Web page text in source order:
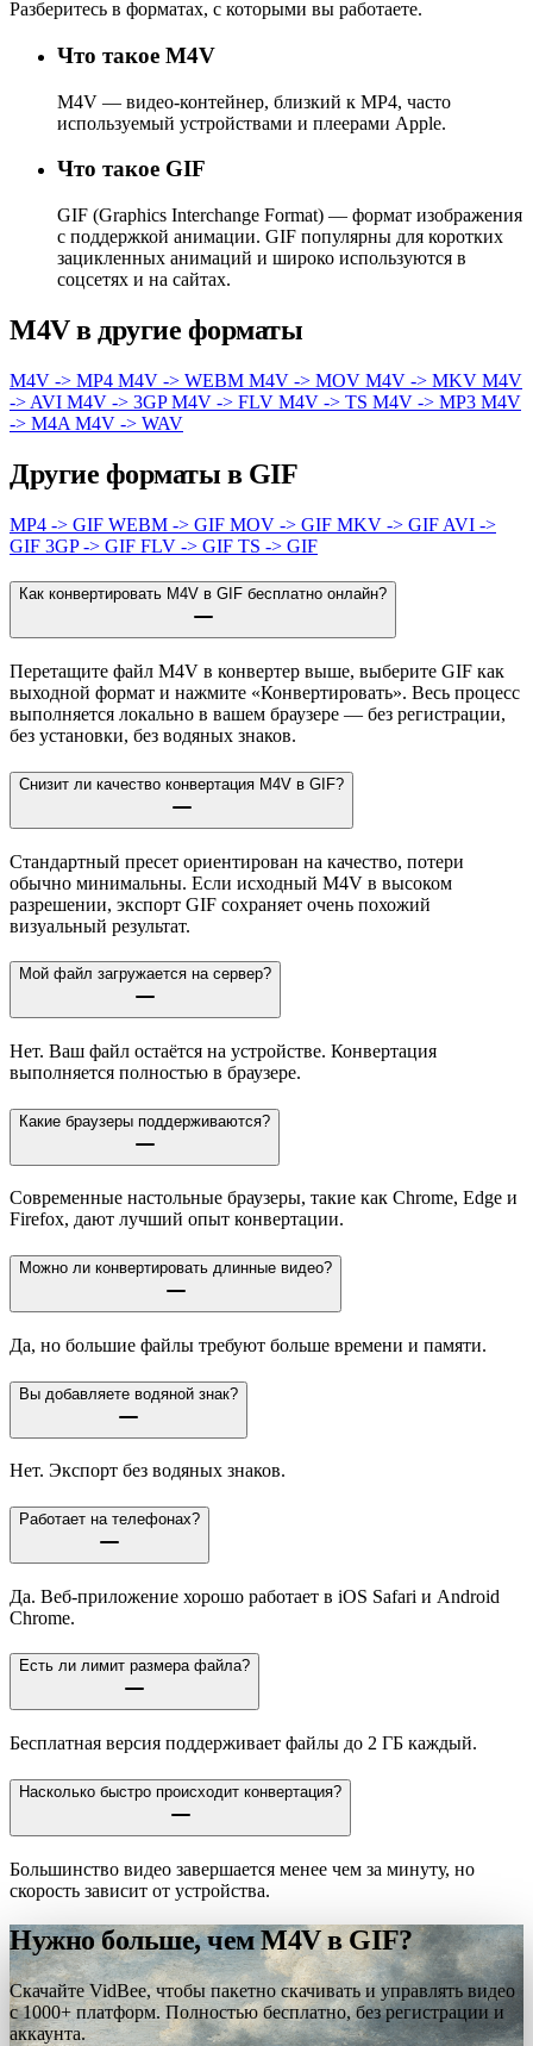
Разберитесь в форматах, с которыми вы работаете.
Что такое M4V
M4V — видео-контейнер, близкий к MP4, часто
используемый устройствами и плеерами Apple.
Что такое GIF
GIF (Graphics Interchange Format) — формат изображения
с поддержкой анимации. GIF популярны для коротких
зацикленных анимаций и широко используются в
соцсетях и на сайтах.
M4V в другие форматы
M4V -> MP4 M4V -> WEBM M4V -> MOV M4V -> MKV M4V
-> AVI M4V -> 3GPM4V -> FLV M4V -> TS M4V -> MP3 M4V
-> M4A M4V -> WAV
Другие форматы в GIF
MP4 -> GIF WEBM -> GIF MOV -> GIF MKV -> GIF AVI ->
GIF 3GP -> GIF FLV -> GIF TS -> GIF
Как конвертировать M4V в GIF бесплатно онлайн?
Перетащите файл M4V в конвертер выше, выберите GIF как
выходной формат и нажмите «Конвертировать». Весь процесс
выполняется локально в вашем браузере — без регистрации,
без установки, без водяных знаков.
Снизит ли качество конвертация M4V в GIF?
Стандартный пресет ориентирован на качество, потери
обычно минимальны. Если исходный M4V в высоком
разрешении, экспорт GIF сохраняет очень похожий
визуальный результат.
Мой файл загружается на сервер?
Нет. Ваш файл остаётся на устройстве. Конвертация
выполняется полностью в браузере.
Какие браузеры поддерживаются?
Современные настольные браузеры, такие как Chrome, Edge и
Firefox, дают лучший опыт конвертации.
Можно ли конвертировать длинные видео?
Да, но большие файлы требуют больше времени и памяти.
Вы добавляете водяной знак?
Нет. Экспорт без водяных знаков.
Работает на телефонах?
Да. Веб-приложение хорошо работает в iOS Safari и Android
Chrome.
Есть ли лимит размера файла?
Бесплатная версия поддерживает файлы до 2 ГБ каждый.
Насколько быстро происходит конвертация?
Большинство видео завершается менее чем за минуту, но
скорость зависит от устройства.
Нужно больше, чем M4V в GIF?
Скачайте VidBee, чтобы пакетно скачивать и управлять видео
с 1000+ платформ. Полностью бесплатно, без регистрации и
аккаунта.